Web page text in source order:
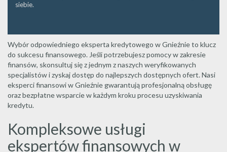
siebie.
Wybór odpowiedniego eksperta kredytowego w Gnieźnie to klucz
do sukcesu finansowego. Jeśli potrzebujesz pomocy w zakresie
finansów, skonsultuj się z jednym z naszych weryfikowanych
specjalistów i zyskaj dostęp do najlepszych dostępnych ofert. Nasi
eksperci finansowi w Gnieźnie gwarantują profesjonalną obsługę
oraz bezpłatne wsparcie w każdym kroku procesu uzyskiwania
kredytu.
Kompleksowe usługi
ekspertów finansowych w